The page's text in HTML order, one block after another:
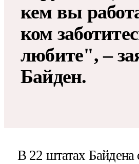
кем вы
ком
любите", –
Байден.
В 22 штатах Байдена